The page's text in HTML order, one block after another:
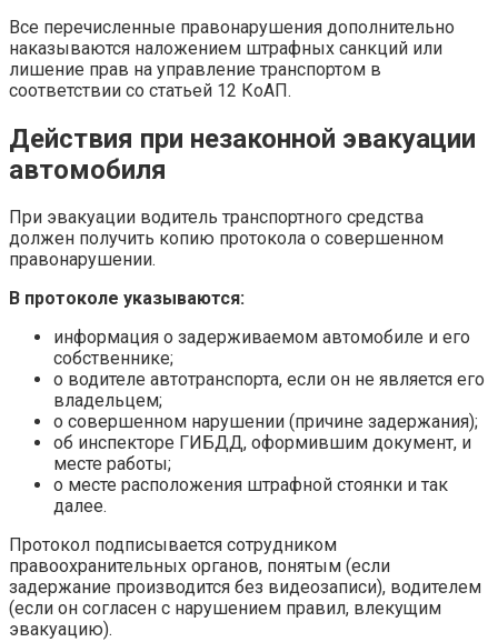
Все перечисленные правонарушения дополнительно
наказываются наложением штрафных санкций или
лишение прав на управление транспортом в
соответствии со статьей 12 КоАП.
Действия при незаконной эвакуации
автомобиля
При эвакуации водитель транспортного средства
должен получить копию протокола о совершенном
правонарушении.
В протоколе указываются:
информация о задерживаемом автомобиле и его
собственнике;
о водителе автотранспорта, если он не является его
владельцем;
о совершенном нарушении (причине задержания);
об инспекторе ГИБДД, оформившим документ, и
месте работы;
о месте расположения штрафной стоянки и так
далее.
Протокол подписывается сотрудником
правоохранительных органов, понятым (если
задержание производится без видеозаписи), водителем
(если он согласен с нарушением правил, влекущим
эвакуацию).